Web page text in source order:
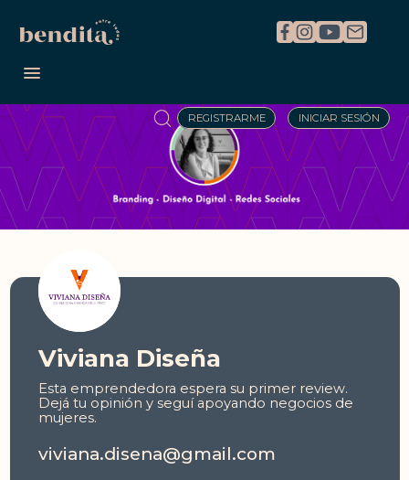
REGISTRARME INICIAR SESIÓN
Viviana Diseña
Esta emprendedora espera su primer review.
Dejá tu opinión y seguí apoyando negocios de
mujeres.
viviana.disena@gmail.com